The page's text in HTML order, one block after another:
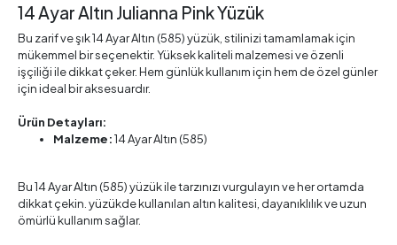
14 Ayar Altın Julianna Pink Yüzük
Bu zarif ve şık 14 Ayar Altın (585) yüzük, stilinizi tamamlamak için
mükemmel bir seçenektir. Yüksek kaliteli malzemesi ve özenli
işçiliği ile dikkat çeker. Hem günlük kullanım için hem de özel günler
için ideal bir aksesuardır.
Ürün Detayları:
Malzeme:14 Ayar Altın (585)
Bu 14 Ayar Altın (585) yüzük ile tarzınızı vurgulayın ve her ortamda
dikkat çekin. yüzükde kullanılan altın kalitesi, dayanıklılık ve uzun
ömürlü kullanım sağlar.